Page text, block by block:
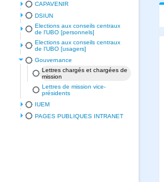
CAPAVENIR
DSIUN
Elections aux conseils centraux
de l'UBO [personnels]
Elections aux conseils centraux
de l'UBO [usagers]
Gouvernance
Lettres chargés et chargées de
mission
Lettres de mission vice-
présidents
IUEM
PAGES PUBLIQUES INTRANET